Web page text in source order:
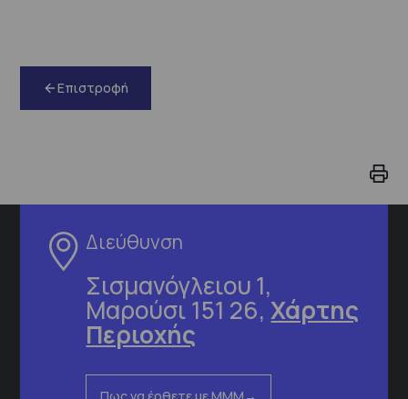
Επιστροφή
Διεύθυνση
Σισμανόγλειου 1,
Μαρούσι 151 26,Χάρτης
Περιοχής